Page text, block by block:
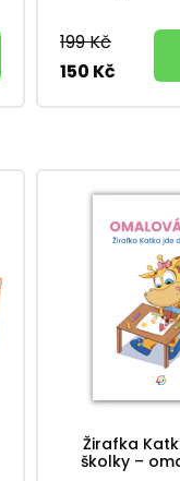
199 Kč
150 Kč
Žirafka
školky –